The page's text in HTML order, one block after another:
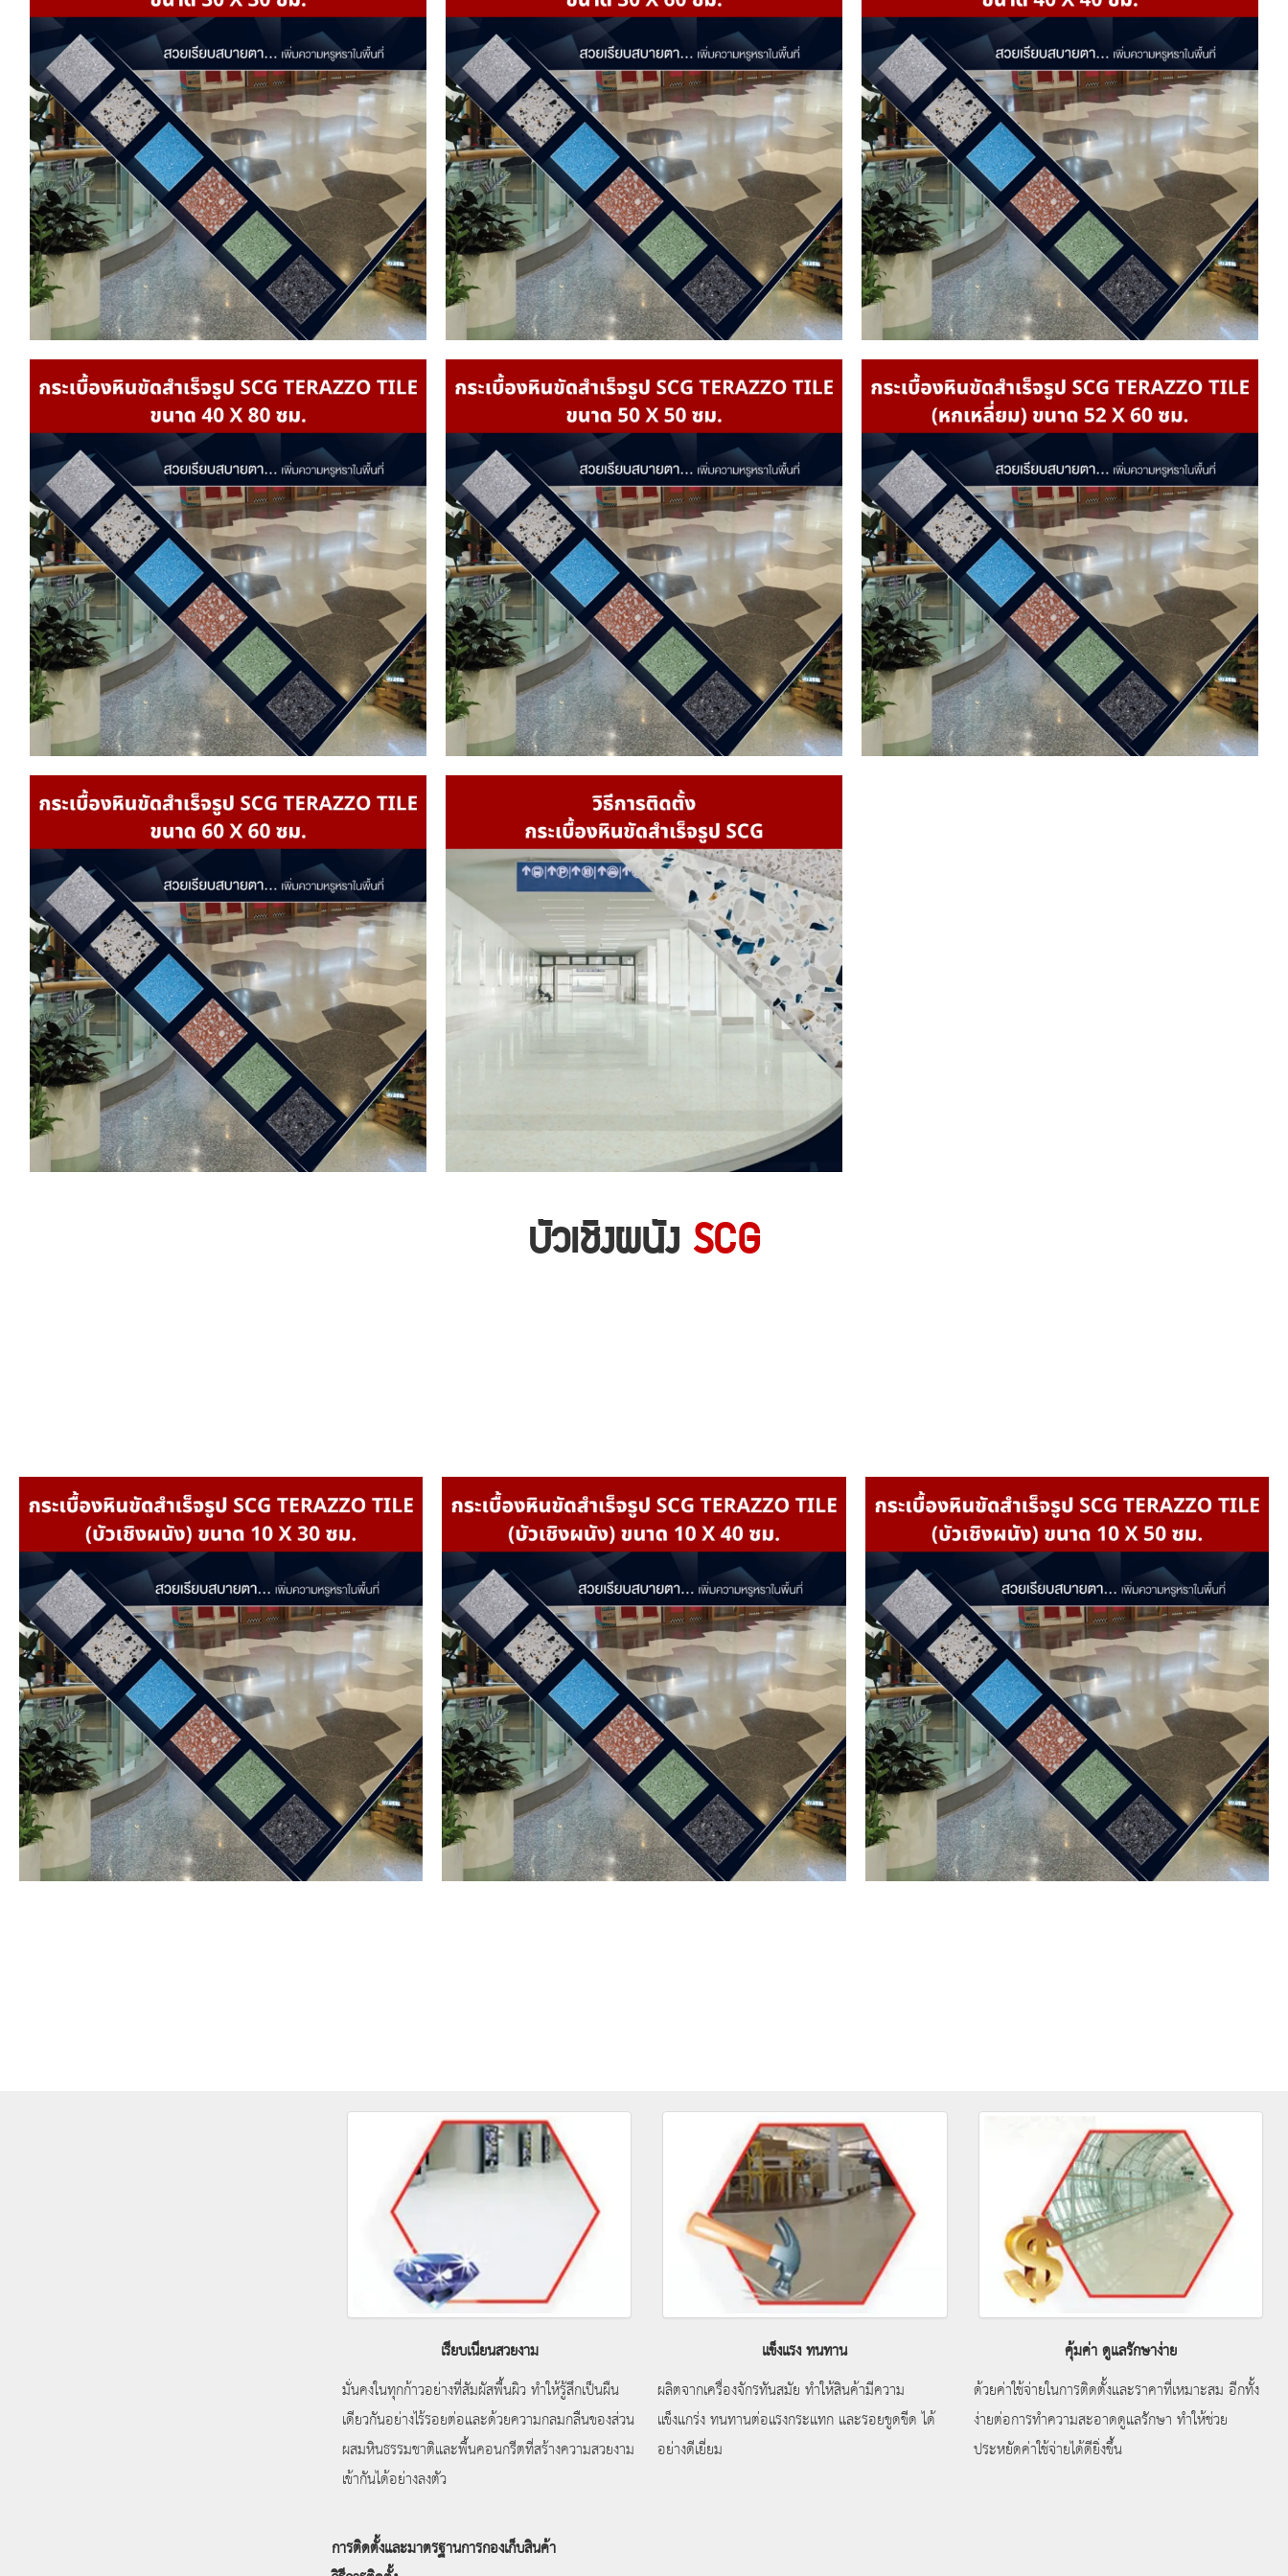
บัวเชิงผนัง SCG
เรียบเนียนสวยงาม
มั่นคงในทุกก้าวอย่างที่สัมผัสพื้นผิว ทำให้รู้สึกเป็นผืน
เดียวกันอย่างไร้รอยต่อและด้วยความกลมกลืนของส่วน
ผสมหินธรรมชาติและพื้นคอนกรีตที่สร้างความสวยงาม
เข้ากันได้อย่างลงตัว
แข็งแรง ทนทาน
ผลิตจากเครื่องจักรทันสมัย ทําให้สินค้ามีความ
แข็งแกร่ง ทนทานต่อแรงกระแทก และรอยขูดขีด ได้
อย่างดีเยี่ยม
คุ้มค่า ดูแลรักษาง่าย
ด้วยค่าใช้จ่ายในการติดตั้งและราคาที่เหมาะสม อีกทั้ง
ง่ายต่อการทําความสะอาดดูแลรักษา ทําให้ช่วย
ประหยัดค่าใช้จ่ายได้ดียิ่งขึ้น
การติดตั้งและมาตรฐานการกองเก็บสินค้า